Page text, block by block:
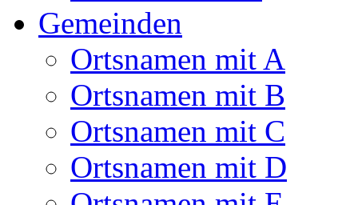
Gemeinden
Ortsnamen mit A
Ortsnamen mit B
Ortsnamen mit C
Ortsnamen mit D